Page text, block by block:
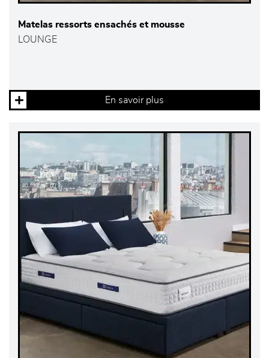
Matelas ressorts ensachés et mousse
LOUNGE
En savoir plus